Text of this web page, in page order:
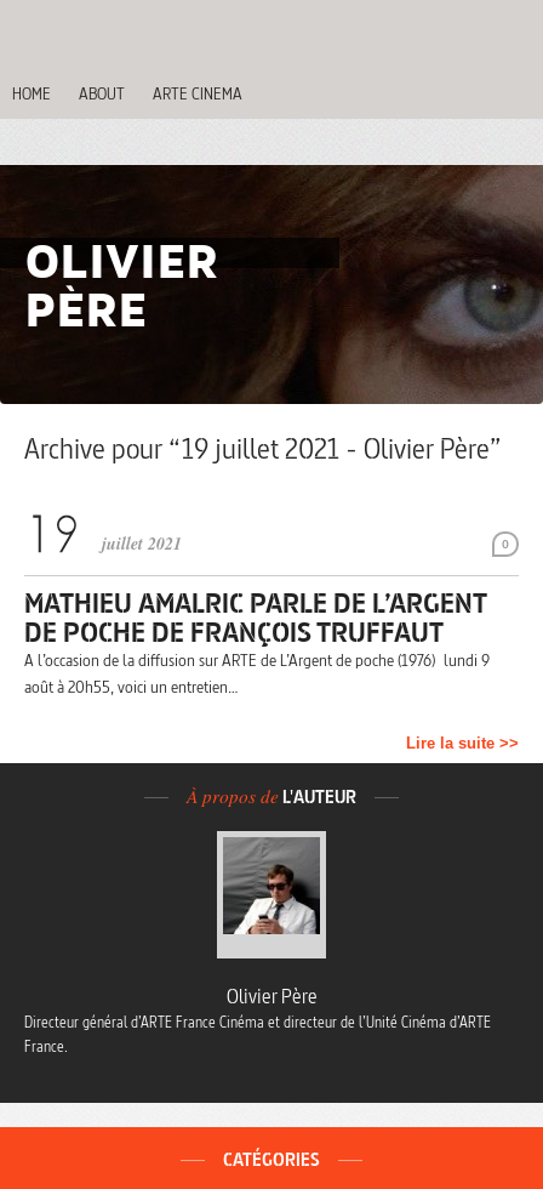
HOME ABOUT ARTE CINEMA
OLIVIER
PÈRE
Archive pour “19 juillet 2021 - Olivier Père”
0
juillet 2021
MATHIEU AMALRIC PARLE DE L’ARGENT
DE POCHE DE FRANÇOIS TRUFFAUT
A l’occasion de la diffusion sur ARTE de L’Argent de poche (1976) lundi 9
août à 20h55, voici un entretien…
Lire la suite >>
À propos de L'AUTEUR
Olivier Père
Directeur général d’ARTE France Cinéma et directeur de l’Unité Cinéma d’ARTE
France.
CATÉGORIES